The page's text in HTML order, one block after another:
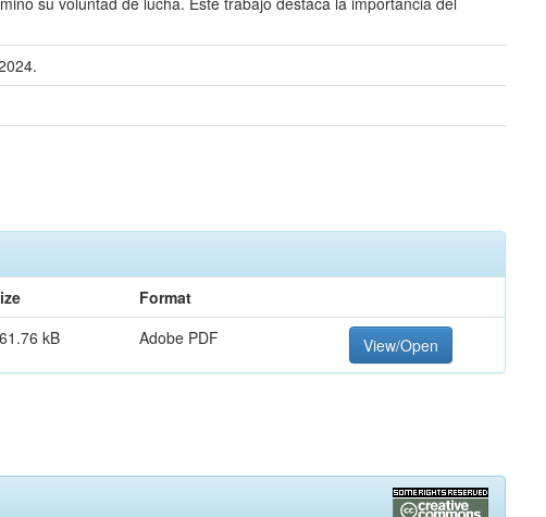
Format
kB Adobe PDF View/Open